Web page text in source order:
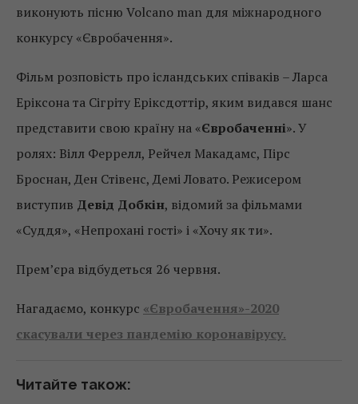
виконують пісню Volcano man для міжнародного
конкурсу «Євробачення».
Фільм розповість про ісландських співаків – Ларса
Еріксона та Сігріту Еріксдоттір, яким видався шанс
представити свою країну на «Євробаченні». У
ролях: Вілл Феррелл, Рейчел Макадамс, Пірс
Броснан, Ден Стівенс, Демі Ловато. Режисером
виступив Девід Добкін, відомий за фільмами
«Суддя», «Непрохані гості» і «Хочу як ти».
Прем’єра відбудеться 26 червня.
Нагадаємо, конкурс «Євробачення»-2020
скасували через пандемію коронавірусу.
Читайте також: